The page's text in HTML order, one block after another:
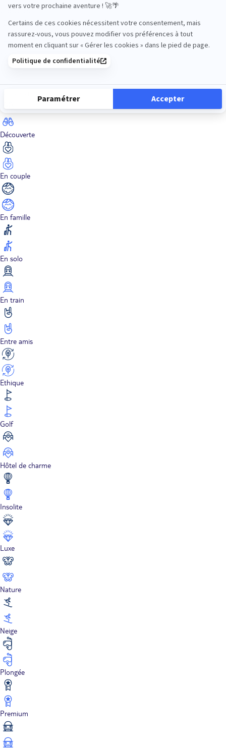
Croisières
Découverte
En couple
En famille
En solo
En train
Entre amis
Ethique
Golf
Hôtel de charme
Insolite
Luxe
Nature
Neige
Plongée
Premium